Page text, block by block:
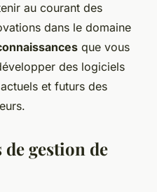
au courant des
dans le domaine
que vous
des logiciels
et futurs des
gestion de